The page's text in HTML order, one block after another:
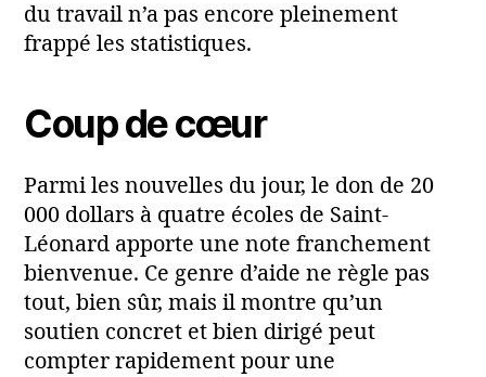
du travail n’a pas encore pleinement
frappé les statistiques.
Coup de cœur
Parmi les nouvelles du jour, le don de 20
000 dollars à quatre écoles de Saint-
Léonard apporte une note franchement
bienvenue. Ce genre d’aide ne règle pas
tout, bien sûr, mais il montre qu’un
soutien concret et bien dirigé peut
compter rapidement pour une